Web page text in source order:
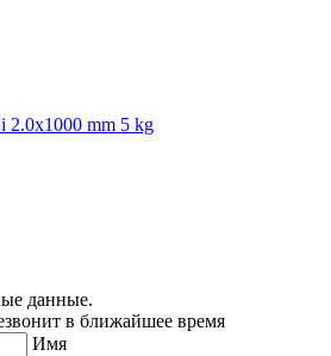
2.0x1000 mm 5 kg
данные.
в ближайшее время
Имя